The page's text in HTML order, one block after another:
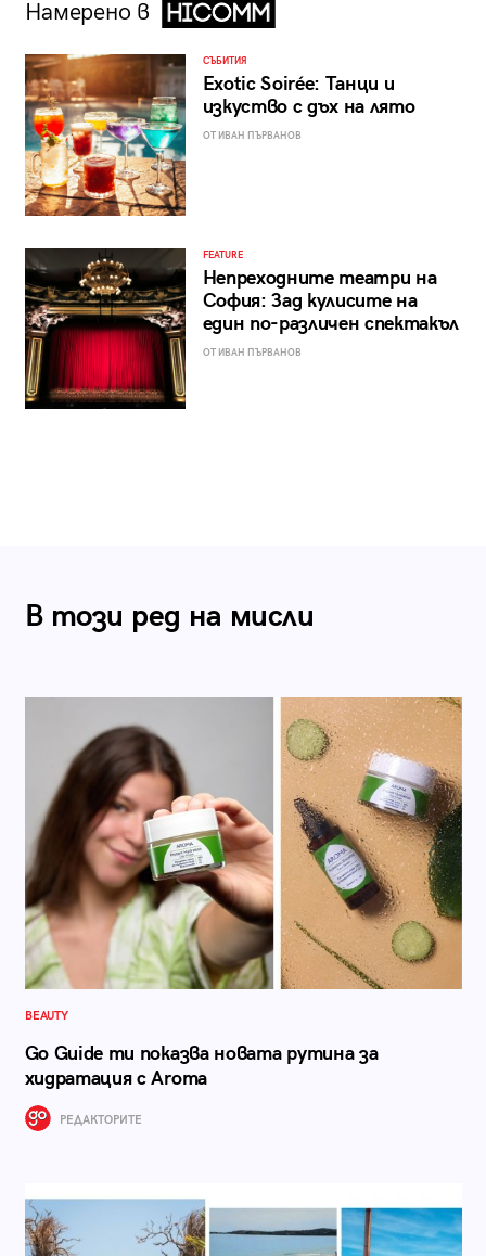
Намерено в
СЪБИТИЯ
Exotic Soirée: Танци и
изкуство с дъх на лято
ОТ ИВАН ПЪРВАНОВ
FEATURE
Непреходните театри на
София: Зад кулисите на
един по-различен спектакъл
ОТ ИВАН ПЪРВАНОВ
В този ред на мисли
BEAUTY
Go Guide ти показва новата рутина за
хидратация с Aroma
РЕДАКТОРИТЕ